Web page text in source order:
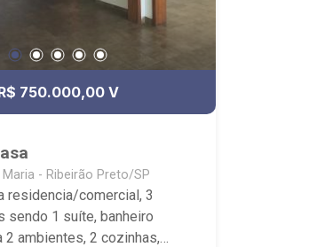
750.000,00 V
Maria - Ribeirão Preto/SP
residencia/comercial, 3
sendo 1 suíte, banheiro
2 ambientes, 2 cozinhas,